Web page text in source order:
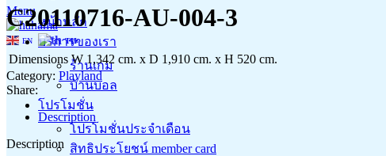
Menu
EN TH
หน้าหลัก
บริการของเรา
ร้านเกม
บ้านบอล
โปรโมชั่น
โปรโมชั่นประจำเดือน
สิทธิประโยชน์ member card
C20110716-AU-004-3
Dimensions W 1,342 cm. x D 1,910 cm. x H 520 cm.
Category: Playland
Share:
Description
Description